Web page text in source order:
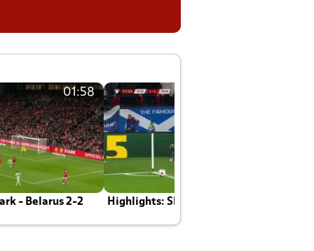
01:58
- Belarus 2-2 Highlights: Skotland - Danmark 4-2